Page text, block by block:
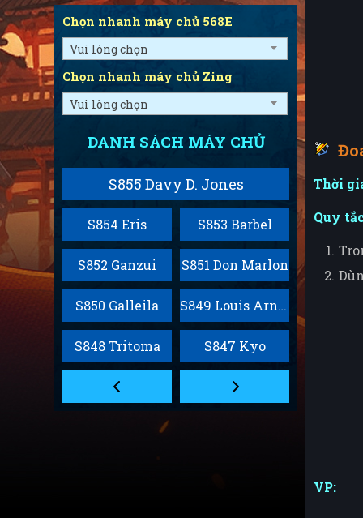
Chọn nhanh máy chủ 568E
Vui lòng chọn
Chọn nhanh máy chủ Zing
Vui lòng chọn
DANH SÁCH MÁY CHỦ
S855 Davy D. Jones
S854 Eris S853 Barbel
S852 Ganzui S851 Don Marlon
S850 Galleila S849 Louis Arnote
S848 Tritoma S847 Kyo
Thời
Quy
VP: